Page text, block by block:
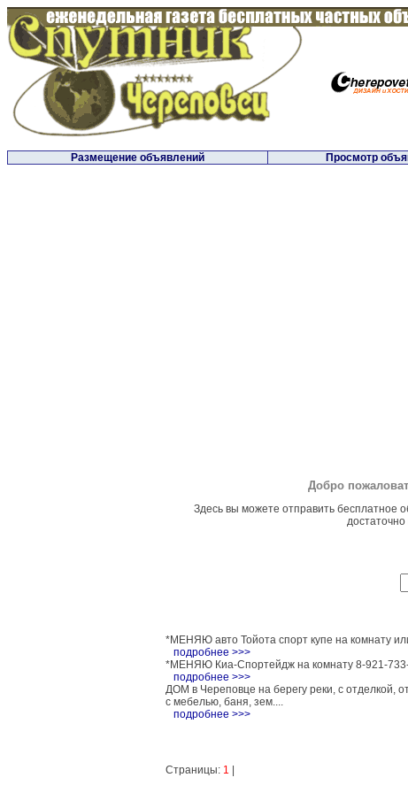
Размещение объявлений
Просмотр
Добро
Здесь вы можете отправить бесплатное
*МЕНЯЮ авто Тойота спорт купе на комнату
подробнее >>>
*МЕНЯЮ Киа-Спортейдж на комнату 8-921-
подробнее >>>
ДОМ в Череповце на берегу реки, с отделкой,
с мебелью, баня, зем....
подробнее >>>
Страницы: 1